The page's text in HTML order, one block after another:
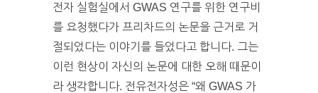
전자 실험실에서 GWAS 연구를 위한 연구비
를 요청했다가 프리차드의 논문을 근거로 거
절되었다는 이야기를 들었다고 합니다. 그는
이런 현상이 자신의 논문에 대한 오해 때문이
라 생각합니다. 전유전자성은 “왜 GWAS 가